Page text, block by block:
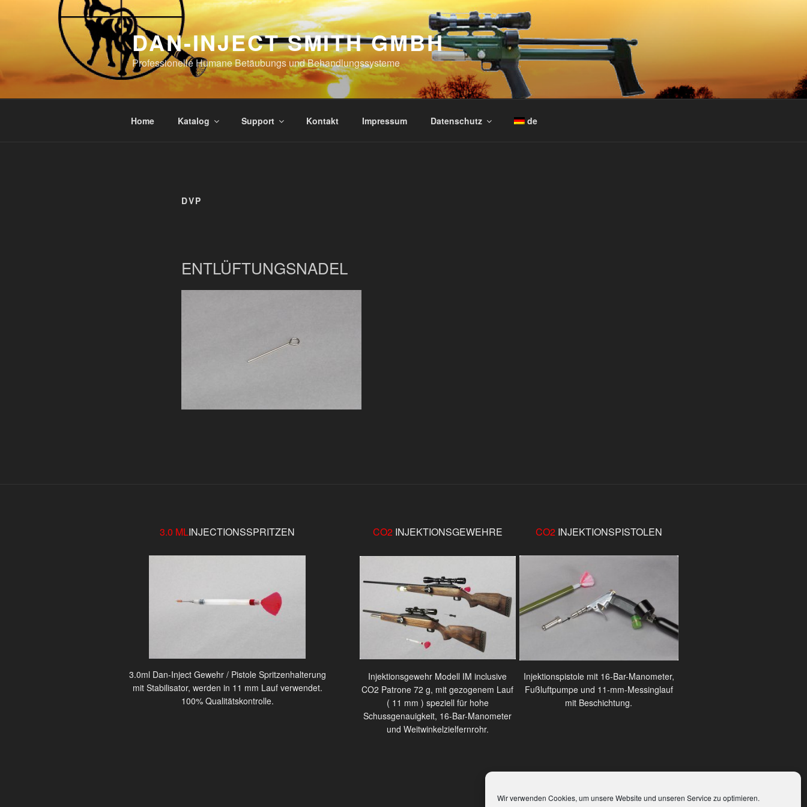
Wir verwenden Cookies, um unsere Website und unseren Service zu optimieren.
DAN-INJECT SMITH GMBH
Professionelle Humane Betäubungs und Behandlungssysteme
Home Katalog Support Kontakt Impressum Datenschutz de
DVP
ENTLÜFTUNGSNADEL
3.0 MLINJECTIONSSPRITZEN
3.0ml Dan-Inject Gewehr / Pistole Spritzenhalterung
mit Stabilisator, werden in 11 mm Lauf verwendet.
100% Qualitätskontrolle.
CO2INJEKTIONSGEWEHRE CO2INJEKTIONSPISTOLEN
Injektionsgewehr Modell IM inclusive
CO2 Patrone 72 g, mit gezogenem Lauf
( 11 mm ) speziell für hohe
Schussgenauigkeit, 16-Bar-Manometer
und Weitwinkelzielfernrohr.
Injektionspistole mit 16-Bar-Manometer,
Fußluftpumpe und 11-mm-Messinglauf
mit Beschichtung.